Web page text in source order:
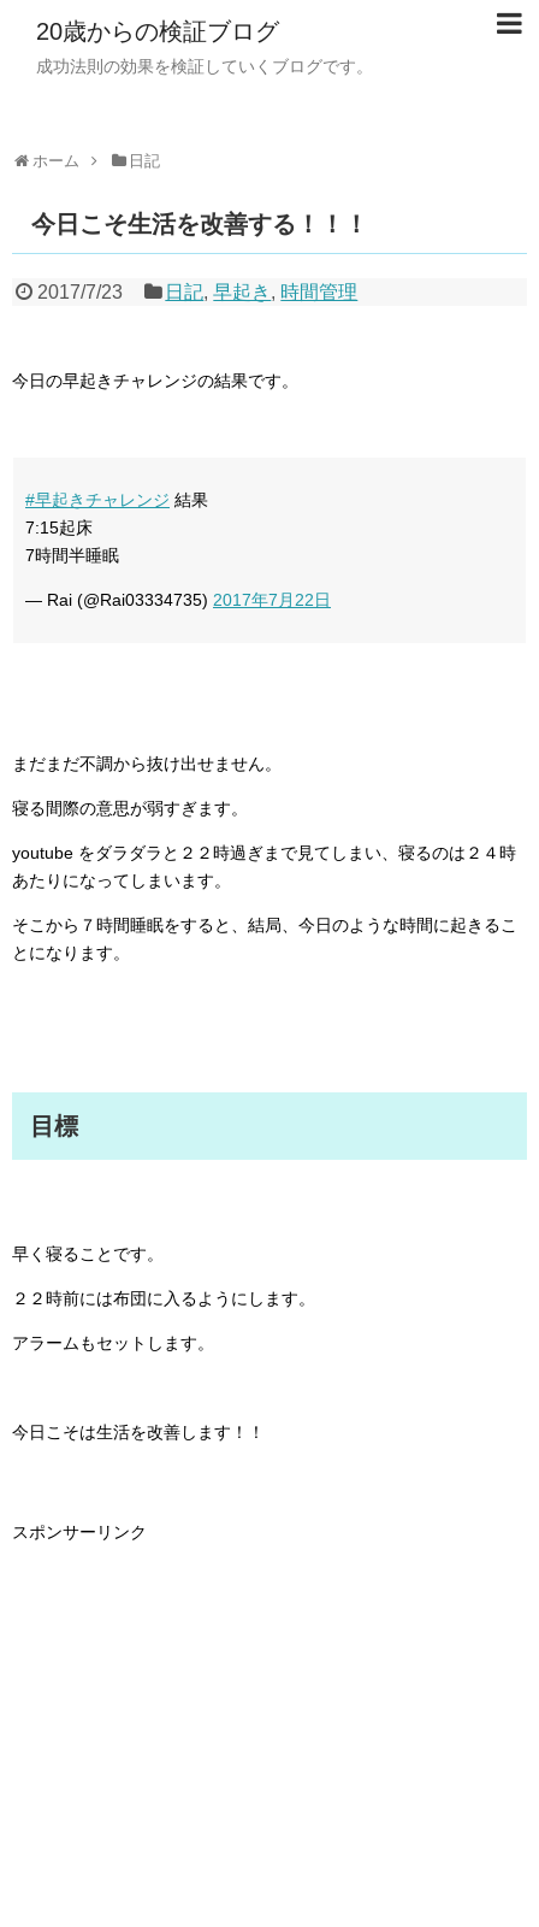
20歳からの検証ブログ
成功法則の効果を検証していくブログです。
ホーム 日記
今日こそ生活を改善する！！！
2017/7/23 日記,早起き , 時間管理
今日の早起きチャレンジの結果です。
#早起きチャレンジ 結果
7:15起床
7時間半睡眠
— Rai (@Rai03334735) 2017年7月22日
まだまだ不調から抜け出せません。
寝る間際の意思が弱すぎます。
youtube をダラダラと２２時過ぎまで見てしまい、寝るのは２４時
あたりになってしまいます。
そこから７時間睡眠をすると、結局、今日のような時間に起きるこ
とになります。
目標
早く寝ることです。
２２時前には布団に入るようにします。
アラームもセットします。
今日こそは生活を改善します！！
スポンサーリンク